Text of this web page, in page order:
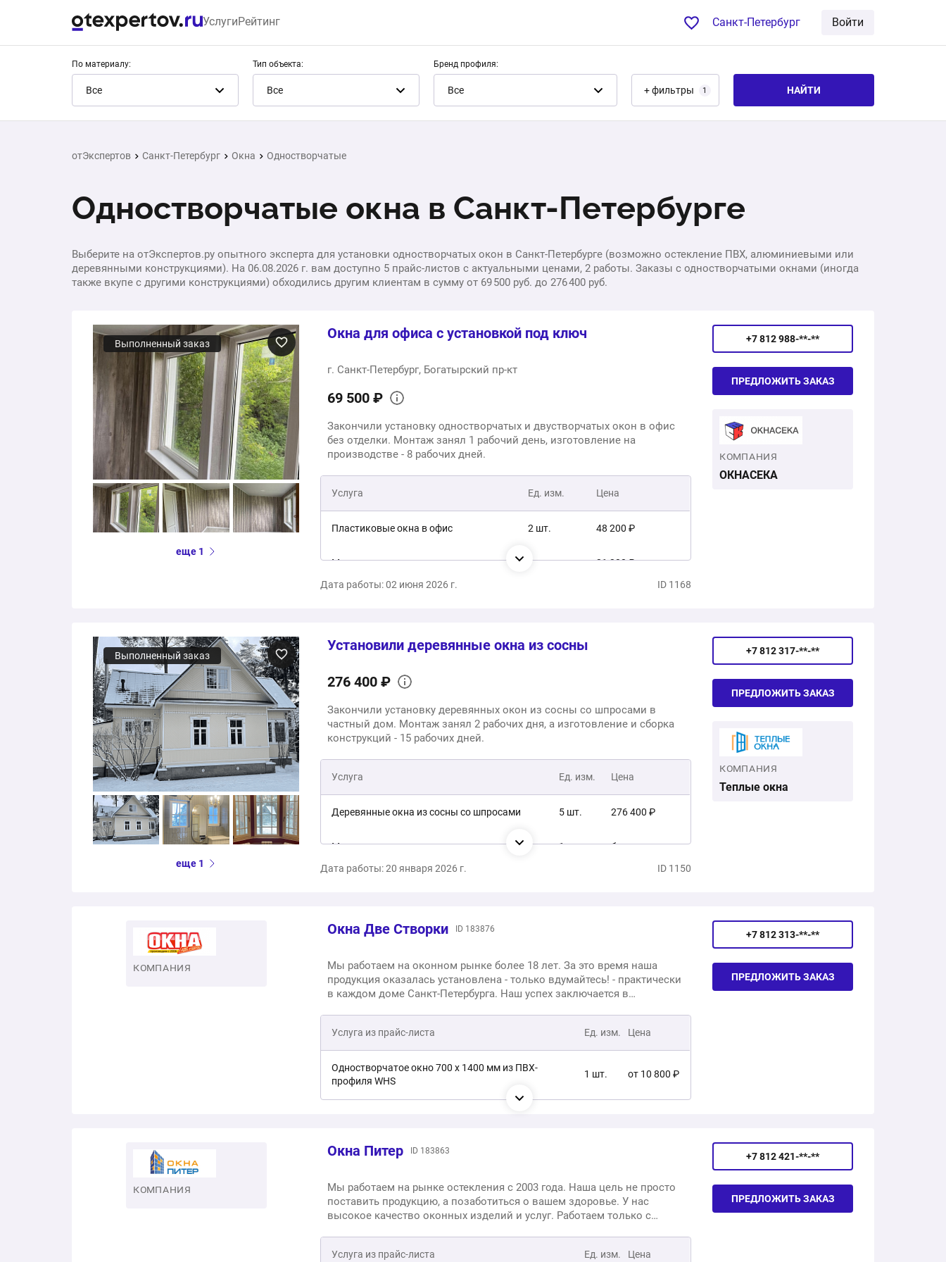
УслугиРейтинг Санкт-Петербург Войти
По материалу:
Все
Тип объекта:
Все
Бренд профиля:
Все + фильтры 1 НАЙТИ
отЭкспертов Санкт-Петербург Окна Одностворчатые
Одностворчатые окна в Санкт-Петербурге
Выберите на отЭкспертов.ру опытного эксперта для установки одностворчатых окон в Санкт-Петербурге (возможно остекление ПВХ, алюминиевыми или
деревянными конструкциями). На 06.08.2026 г. вам доступно 5 прайс-листов с актуальными ценами, 2 работы. Заказы с одностворчатыми окнами (иногда
также вкупе с другими конструкциями) обходились другим клиентам в сумму от 69 500 руб. до 276 400 руб.
Выполненный заказ
еще 1
Окна для офиса с установкой под ключ
г. Санкт-Петербург, Богатырский пр-кт
69 500 ₽
Закончили установку одностворчатых и двустворчатых окон в офис
без отделки. Монтаж занял 1 рабочий день, изготовление на
производстве - 8 рабочих дней.
Услуга Ед. изм. Цена
Пластиковые окна в офис 2 шт. 48 200 ₽
Монтаж 1 услуга 21 300 ₽
Дата работы: 02 июня 2026 г. ID 1168
+7 812 988-**-**
ПРЕДЛОЖИТЬ ЗАКАЗ
КОМПАНИЯ
ОКНАСЕКА
Выполненный заказ
еще 1
Установили деревянные окна из сосны
276 400 ₽
Закончили установку деревянных окон из сосны со шпросами в
частный дом. Монтаж занял 2 рабочих дня, а изготовление и сборка
конструкций - 15 рабочих дней.
Услуга Ед. изм. Цена
Деревянные окна из сосны со шпросами 5 шт. 276 400 ₽
Монтаж 1 услуга бесплатно
Дата работы: 20 января 2026 г. ID 1150
+7 812 317-**-**
ПРЕДЛОЖИТЬ ЗАКАЗ
КОМПАНИЯ
Теплые окна
КОМПАНИЯ
Окна Две Створки ID 183876
Мы работаем на оконном рынке более 18 лет. За это время наша
продукция оказалась установлена - только вдумайтесь! - практически
в каждом доме Санкт-Петербурга. Наш успех заключается в
своей работой, а это ещё больше создаёт дружелюбный настрой.
Именно поэтому у нас большой процент повторных
обращений. Предоставляем гарантию на окна - 10 лет.
Услуга из прайс-листа Ед. изм. Цена
Одностворчатое окно 700 х 1400 мм из ПВХ-
профиля WHS
1 шт. от 10 800 ₽
+7 812 313-**-**
ПРЕДЛОЖИТЬ ЗАКАЗ
КОМПАНИЯ
Окна Питер ID 183863
Мы работаем на рынке остекления с 2003 года. Наша цель не просто
поставить продукцию, а позаботиться о вашем здоровье. У нас
высокое качество оконных изделий и услуг. Работаем только с
каждый наш сотрудник проходит повышение квалификации.
Услуга из прайс-листа Ед. изм. Цена
+7 812 421-**-**
ПРЕДЛОЖИТЬ ЗАКАЗ